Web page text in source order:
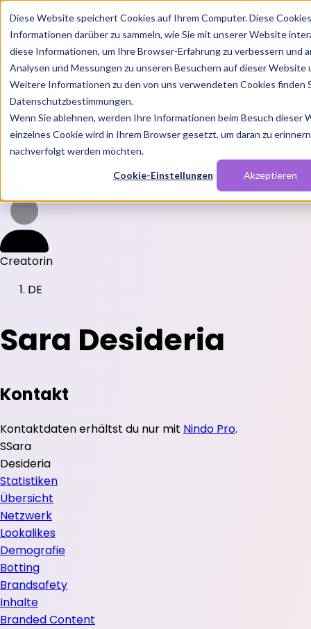
Diese Website speichert Cookies auf Ihrem Computer. Diese
Informationen darüber zu sammeln, wie Sie mit unserer Website
diese Informationen, um Ihre Browser-Erfahrung zu verbessern und
Analysen und Messungen zu unseren Besuchern auf dieser Website
Weitere Informationen zu den von uns verwendeten Cookies finden
Datenschutzbestimmungen.
Wenn Sie ablehnen, werden Ihre Informationen beim Besuch dieser
einzelnes Cookie wird in Ihrem Browser gesetzt, um daran zu
nachverfolgt werden möchten.
Cookie-Einstellungen Akzeptieren
Features
Solutions
BlogChartsRabatt CodesPakete
Creatorin
DE
Sara Desideria
Kontakt
Kontaktdaten erhältst du nur mit Nindo Pro.
SSara
Desideria
Statistiken
Übersicht
Netzwerk
Lookalikes
Demografie
Botting
Brandsafety
Inhalte
Branded Content